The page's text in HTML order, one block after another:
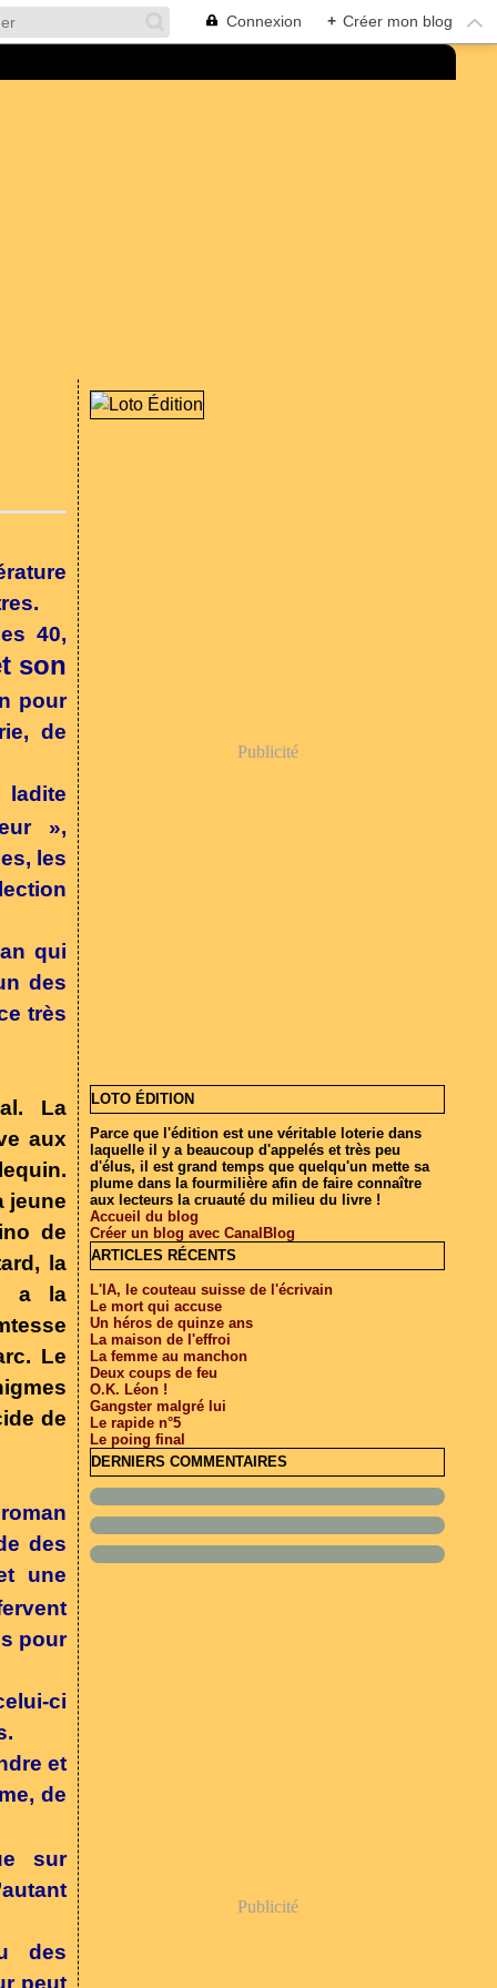
Connexion + Créer mon blog
40,
son
pour
de
ladite
»,
les
qui
des
très
La
aux
jeune
de
la
a la
Le
de
des
une
pour
ci
et
de
sur
des
peut
Publicité
LOTO ÉDITION
Parce que l'édition est une véritable loterie dans
laquelle il y a beaucoup d'appelés et très peu
d'élus, il est grand temps que quelqu'un mette sa
plume dans la fourmilière afin de faire connaître
aux lecteurs la cruauté du milieu du livre !
Accueil du blog
Créer un blog avec CanalBlog
ARTICLES RÉCENTS
L'IA, le couteau suisse de l'écrivain
Le mort qui accuse
Un héros de quinze ans
La maison de l'effroi
La femme au manchon
Deux coups de feu
O.K. Léon !
Gangster malgré lui
Le rapide n°5
Le poing final
DERNIERS COMMENTAIRES
Publicité